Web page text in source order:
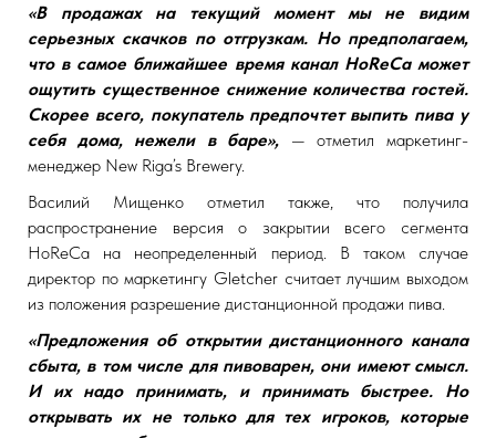
«В продажах на текущий момент мы не видим
серьезных скачков по отгрузкам. Но предполагаем,
что в самое ближайшее время канал HoReCa может
ощутить существенное снижение количества гостей.
Скорее всего, покупатель предпочтет выпить пива у
себя дома, нежели в баре», — отметил маркетинг-
менеджер New Riga’s Brewery.
Василий Мищенко отметил также, что получила
распространение версия о закрытии всего сегмента
HoReCa на неопределенный период. В таком случае
директор по маркетингу Gletcher считает лучшим выходом
из положения разрешение дистанционной продажи пива.
«Предложения об открытии дистанционного канала
сбыта, в том числе для пивоварен, они имеют смысл.
И их надо принимать, и принимать быстрее. Но
открывать их не только для тех игроков, которые